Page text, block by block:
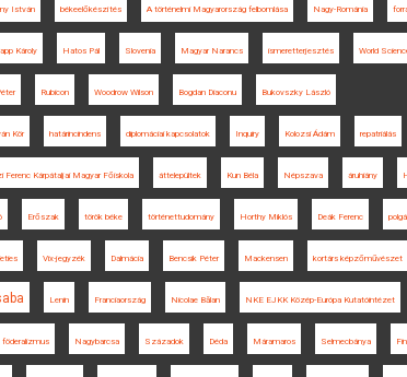
István békeelőkészítés A történelmi Magyarország felbomlása Nagy-Románia
Károly Hatos Pál Slovenia Magyar Narancs ismeretterjesztés World
Rubicon Woodrow Wilson Bogdan Diaconu Bukovszky László
Kör határincindens diplomáciai kapcsolatok Inquiry Kolozsi Ádám repatriálás
Ferenc Kárpátaljai Magyar Főiskola áttelepültek Kun Béla Népszava áruhiány
Erőszak török béke történettudomány Horthy Miklós Deák Ferenc
Vix-jegyzék Dalmácia Bencsik Péter Mackensen kortárs képzőművészet
Lenin Franciaország Nicolae Bălan NKE EJKK Közép-Európa Kutatóintézet
föderalizmus Nagybarcsa Századok Déda Máramaros Selmecbánya